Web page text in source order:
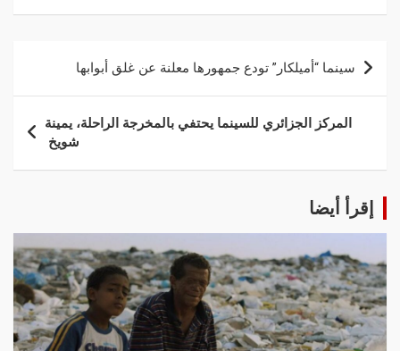
سينما “أميلكار” تودع جمهورها معلنة عن غلق أبوابها
المركز الجزائري للسينما يحتفي بالمخرجة الراحلة، يمينة
شويخ
إقرأ أيضا